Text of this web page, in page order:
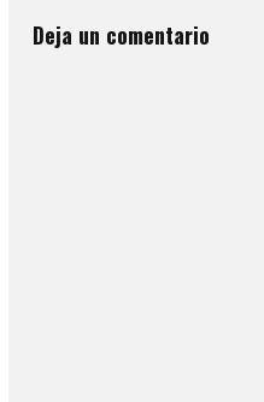
Deja un comentario